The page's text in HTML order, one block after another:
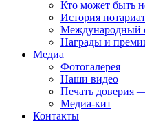
Кто может быть
История
Международный
Награды и
Медиа
Фотогалерея
Наши видео
Печать доверия
Медиа-кит
Контакты